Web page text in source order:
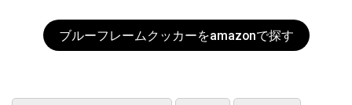
ブルーフレームクッカーをamazonで探す